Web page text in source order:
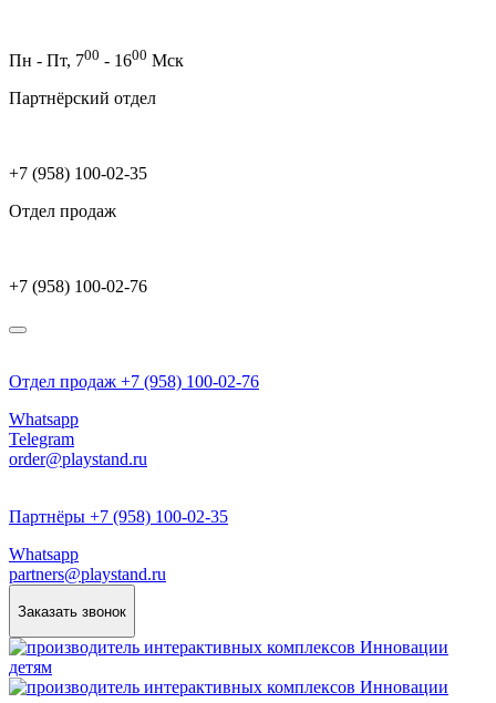
Пн - Пт, 700 - 1600 Мск
Партнёрский отдел
+7 (958) 100-02-35
Отдел продаж
+7 (958) 100-02-76
Отдел продаж +7 (958) 100-02-76
Whatsapp
Telegram
order@playstand.ru
Партнёры +7 (958) 100-02-35
Whatsapp
partners@playstand.ru
Заказать звонок